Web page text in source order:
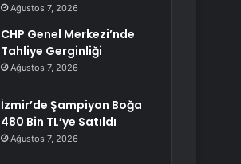
Ağustos 7, 2026
CHP Genel Merkezi’nde
Tahliye Gerginliği
Ağustos 7, 2026
İzmir’de Şampiyon Boğa
480 Bin TL’ye Satıldı
Ağustos 7, 2026